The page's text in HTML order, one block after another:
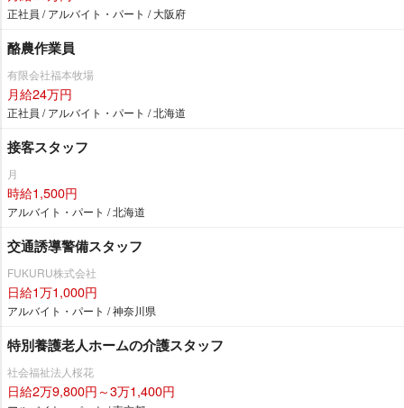
正社員 / アルバイト・パート / 大阪府
酪農作業員
有限会社福本牧場
月給24万円
正社員 / アルバイト・パート / 北海道
接客スタッフ
月
時給1,500円
アルバイト・パート / 北海道
交通誘導警備スタッフ
FUKURU株式会社
日給1万1,000円
アルバイト・パート / 神奈川県
特別養護老人ホームの介護スタッフ
社会福祉法人桜花
日給2万9,800円～3万1,400円